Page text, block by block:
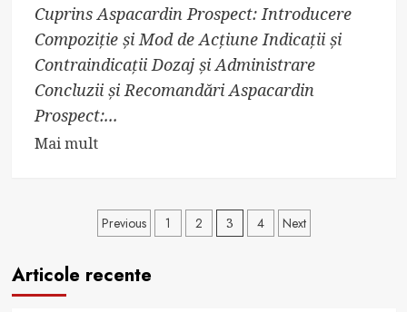
Cuprins Aspacardin Prospect: Introducere
Compoziție și Mod de Acțiune Indicații și
Contraindicații Dozaj și Administrare
Concluzii și Recomandări Aspacardin
Prospect:...
Mai multRead
Aspacardin:
Tratamentul
Arteriale
Paginație
articole
Previous 1 2 3 4 Next
Articole recente